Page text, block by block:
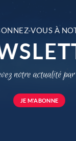
VOUS À
notre actualité
JE M'ABONNE